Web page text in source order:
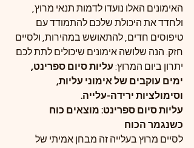
האימונים האלו נועדו לדמות תנאי מרוץ,
ולחדד את היכולת שלכם להתמודד עם
טיפוסים חדים, להתאושש במהירות, ולסיים
חזק. הנה שלושה אימונים שיכולים לתת לכם
יתרון ביום המרוץ: עליות סיום ספרינט,
ימים עוקבים של אימוני עליות,
וסימולציות ירידה-עלייה.
עליות סיום ספרינט: מוצאים כוח
כשנגמר הכוח
לסיים מרוץ בעלייה זה מבחן אמיתי של